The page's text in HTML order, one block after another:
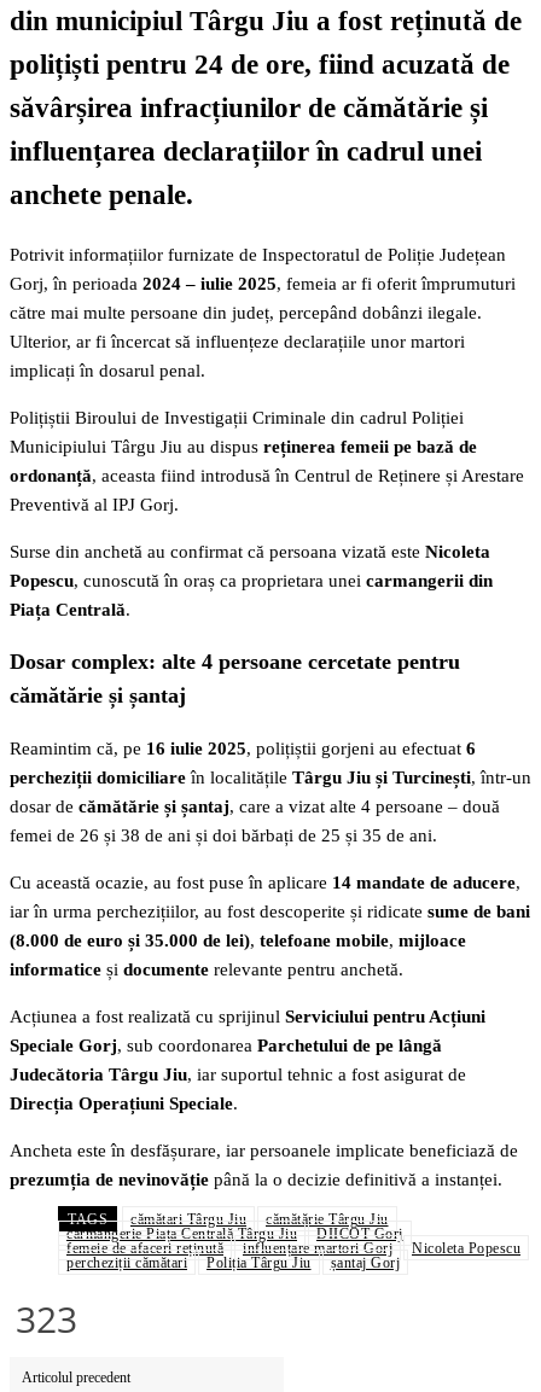
din municipiul Târgu Jiu a fost reținută de
polițiști pentru 24 de ore, fiind acuzată de
săvârșirea infracțiunilor de cămătărie și
influențarea declarațiilor în cadrul unei
anchete penale.
Potrivit informațiilor furnizate de Inspectoratul de Poliție Județean
Gorj, în perioada 2024 – iulie 2025, femeia ar fi oferit împrumuturi
către mai multe persoane din județ, percepând dobânzi ilegale.
Ulterior, ar fi încercat să influențeze declarațiile unor martori
implicați în dosarul penal.
Polițiștii Biroului de Investigații Criminale din cadrul Poliției
Municipiului Târgu Jiu au dispus reținerea femeii pe bază de
ordonanță, aceasta fiind introdusă în Centrul de Reținere și Arestare
Preventivă al IPJ Gorj.
Surse din anchetă au confirmat că persoana vizată este Nicoleta
Popescu, cunoscută în oraș ca proprietara unei carmangerii din
Piața Centrală.
Dosar complex: alte 4 persoane cercetate pentru
cămătărie și șantaj
Reamintim că, pe 16 iulie 2025, polițiștii gorjeni au efectuat 6
percheziții domiciliareîn localitățile Târgu Jiu și Turcinești, într-un
dosar de cămătărie și șantaj, care a vizat alte 4 persoane – două
femei de 26 și 38 de ani și doi bărbați de 25 și 35 de ani.
Cu această ocazie, au fost puse în aplicare 14 mandate de aducere,
iar în urma perchezițiilor, au fost descoperite și ridicate sume de bani
(8.000 de euro și 35.000 de lei), telefoane mobile, mijloace
informatice și documente relevante pentru anchetă.
Acțiunea a fost realizată cu sprijinul Serviciului pentru Acțiuni
Speciale Gorj, sub coordonarea Parchetului de pe lângă
Judecătoria Târgu Jiu, iar suportul tehnic a fost asigurat de
Direcția Operațiuni Speciale.
Ancheta este în desfășurare, iar persoanele implicate beneficiază de
prezumția de nevinovăție până la o decizie definitivă a instanței.
TAGS cămătari Târgu Jiu
cămătărie Târgu Jiu
carmangerie Piața Centrală Târgu Jiu
DIICOT Gorj
femeie de afaceri reținută
influențare martori Gorj
Nicoleta Popescu
percheziții cămătari
Poliția Târgu Jiu șantaj Gorj
323
Articolul precedent